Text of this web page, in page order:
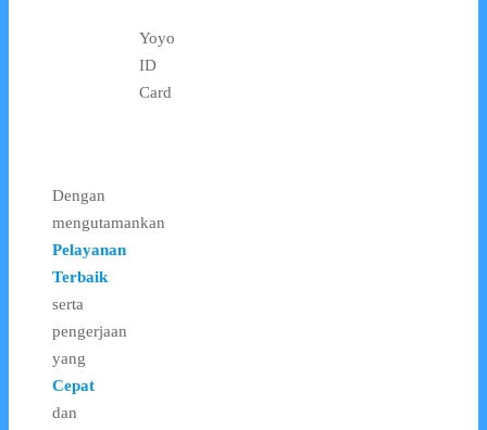
Yoyo
ID
Card
Dengan
mengutamankan
Pelayanan
Terbaik
serta
pengerjaan
yang
Cepat
dan